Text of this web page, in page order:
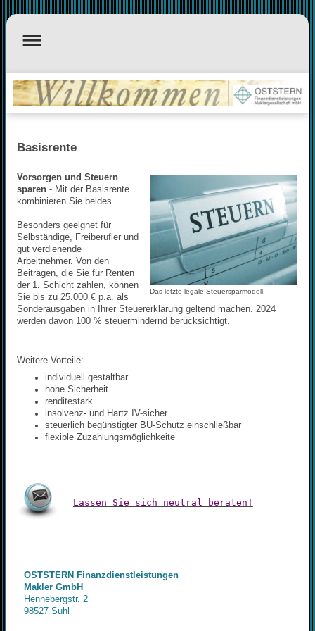
Basisrente
Das letzte legale Steuersparmodell.
Vorsorgen und Steuern
sparen- Mit der Basisrente
kombinieren Sie beides.
Besonders geeignet für
Selbständige, Freiberufler und
gut verdienende
Arbeitnehmer. Von den
Beiträgen, die Sie für Renten
der 1. Schicht zahlen, können
Sie bis zu 25.000 € p.a. als
Sonderausgaben in Ihrer Steuererklärung geltend machen. 2024
werden davon 100 % steuermindernd berücksichtigt.
Weitere Vorteile:
individuell gestaltbar
hohe Sicherheit
renditestark
insolvenz- und Hartz IV-sicher
steuerlich begünstigter BU-Schutz einschließbar
flexible Zuzahlungsmöglichkeite
Lassen Sie sich neutral beraten!
OSTSTERN Finanzdienstleistungen
Makler GmbH
Hennebergstr. 2
98527 Suhl